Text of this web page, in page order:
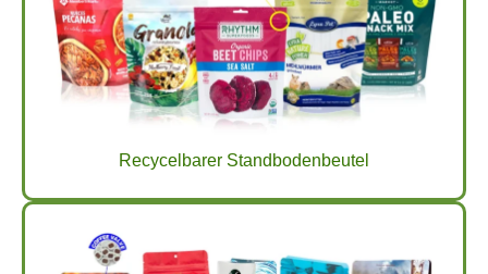
Recycelbarer Standbodenbeutel